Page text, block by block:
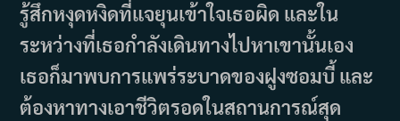
รู้สึกหงุดหงิดที่แจยุนเข้าใจเธอผิด และใน
ระหว่างที่เธอกำลังเดินทางไปหาเขานั้นเอง
เธอก็มาพบการแพร่ระบาดของฝูงซอมบี้ และ
ต้องหาทางเอาชีวิตรอดในสถานการณ์สุด